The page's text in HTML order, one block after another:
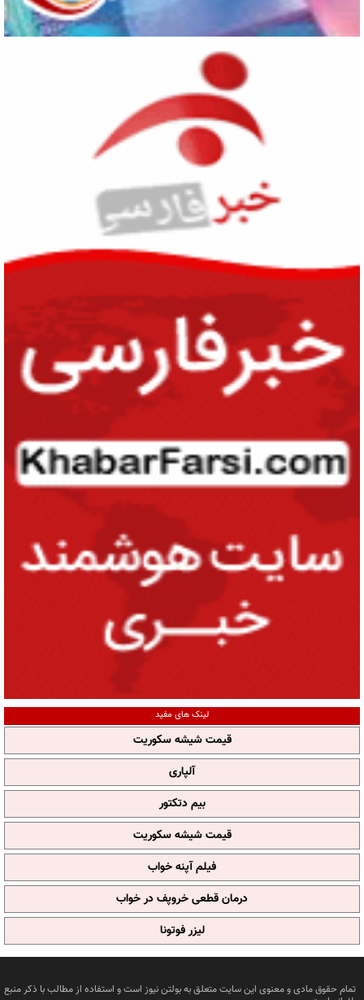
لینک های مفید
قیمت شیشه سکوریت
آلپاری
بیم دتکتور
قیمت شیشه سکوریت
فیلم آپنه خواب
درمان قطعی خروپف در خواب
لیزر فوتونا
تمام حقوق مادی و معنوی این سایت متعلق به بولتن نیوز است و استفاده از مطالب با ذکر منبع